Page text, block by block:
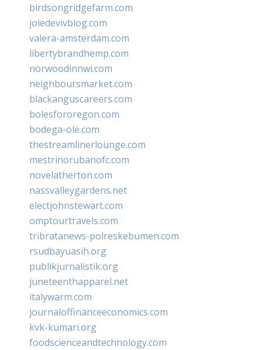
birdsongridgefarm.com
joiedevivblog.com
valera-amsterdam.com
libertybrandhemp.com
norwoodinnwi.com
neighboursmarket.com
blackanguscareers.com
bolesfororegon.com
bodega-ole.com
thestreamlinerlounge.com
mestrinorubanofc.com
novelatherton.com
nassvalleygardens.net
electjohnstewart.com
omptourtravels.com
tribratanews-polreskebumen.com
rsudbayuasih.org
publikjurnalistik.org
juneteenthapparel.net
italywarm.com
journaloffinanceeconomics.com
kvk-kumari.org
foodscienceandtechnology.com